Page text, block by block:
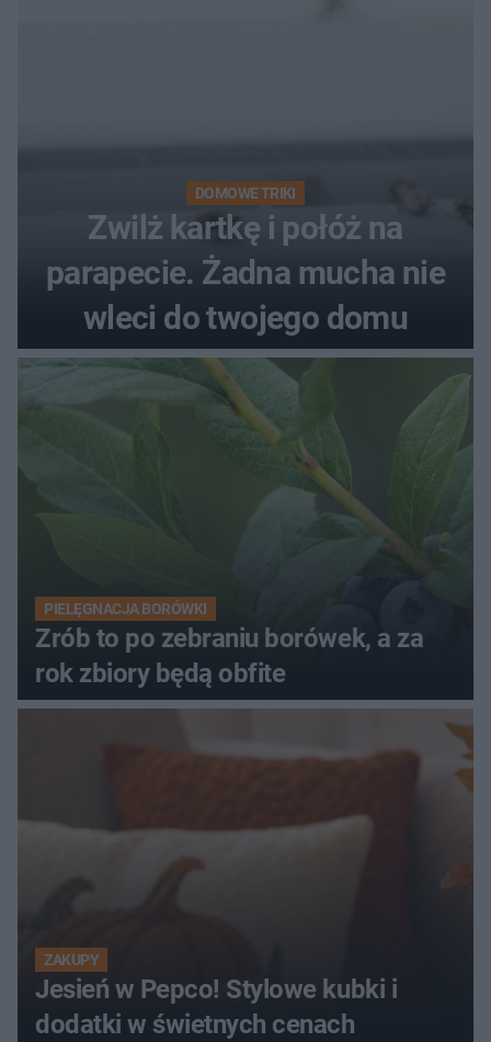
DOMOWE TRIKI
Zwilż kartkę i połóż na
parapecie. Żadna mucha nie
wleci do twojego domu
PIELĘGNACJA BORÓWKI
Zrób to po zebraniu borówek, a za
rok zbiory będą obfite
ZAKUPY
Jesień w Pepco! Stylowe kubki i
dodatki w świetnych cenach